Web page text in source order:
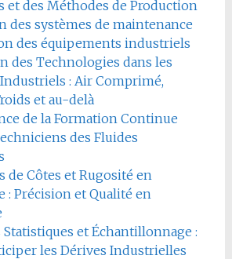
et des Méthodes de Production
des systèmes de maintenance
des équipements industriels
des Technologies dans les
: Air Comprimé,
et au-delà
de la Formation Continue
des Fluides
de Côtes et Rugosité en
: Précision et Qualité en
et Échantillonnage :
les Dérives Industrielles